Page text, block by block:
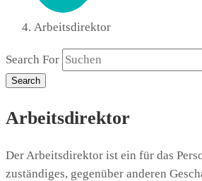
Arbeitsdirektor
Search For
Search
Arbeitsdirektor
Der Arbeitsdirektor ist ein für das
zuständiges, gegenüber anderen